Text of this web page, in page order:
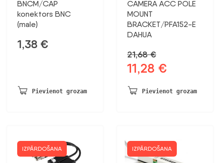
BNCM/CAP
konektors BNC
(male)
1,38 €
Pievienot grozam
CAMERA ACC POLE
MOUNT
BRACKET/PFA152-E
DAHUA
21,68€
Sākotnējā
bija:
11,28 €
ir:
Pievienot grozam
IZPĀRDOŠANA IZPĀRDOŠANA